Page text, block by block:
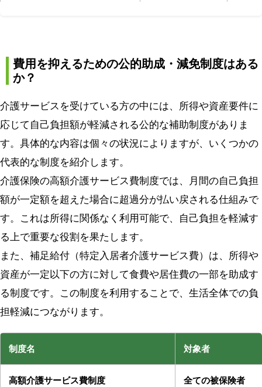
費用を抑えるための公的助成・減免制度はある
か？
介護サービスを受けている方の中には、所得や資産要件に
応じて自己負担額が軽減される公的な補助制度がありま
す。具体的な内容は個々の状況によりますが、いくつかの
代表的な制度を紹介します。
介護保険の高額介護サービス費制度では、月間の自己負担
額が一定額を超えた場合に超過分が払い戻される仕組みで
す。これは所得に関係なく利用可能で、自己負担を軽減す
る上で重要な役割を果たします。
また、補足給付（特定入居者介護サービス費）は、所得や
資産が一定以下の方に対して食費や居住費の一部を助成す
る制度です。この制度を利用することで、生活全体での負
担軽減につながります。
制度名 対象者
高額介護サービス費制度 全ての被保険者